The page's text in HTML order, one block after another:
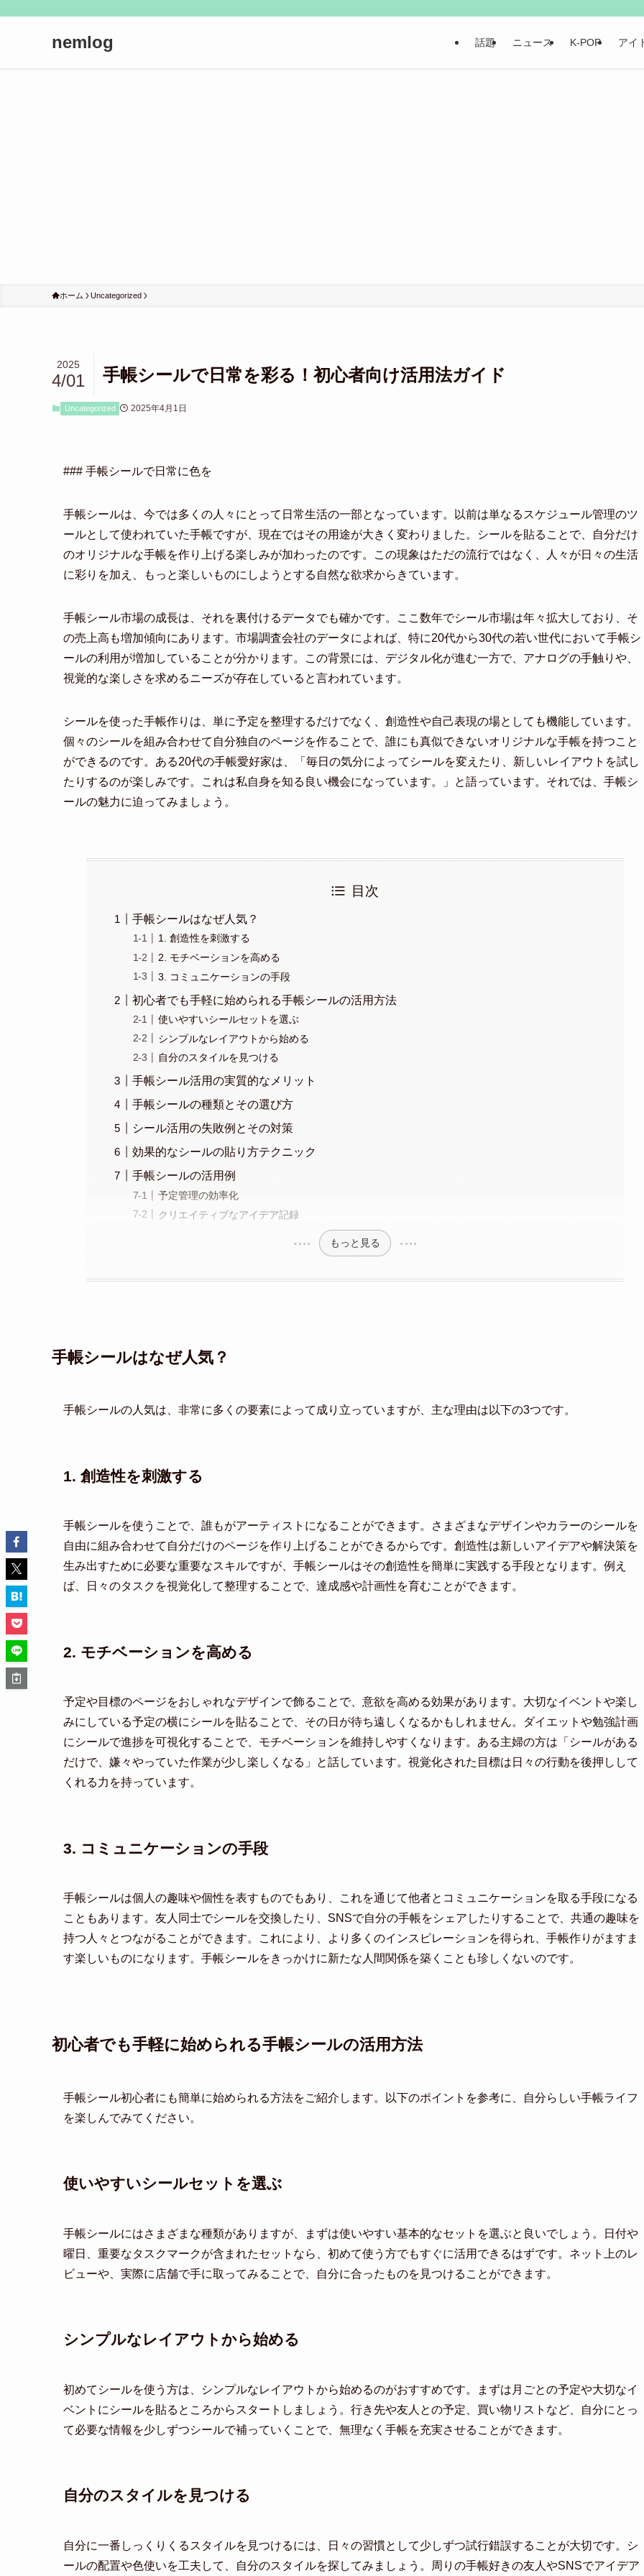
nemlog 話題 ニュース K-POP アイ
ホーム Uncategorized
手帳シールで日常を彩る！初心者向け活用法ガイド
2025
4/01
Uncategorized 2025年4月1日
### 手帳シールで日常に色を
手帳シールは、今では多くの人々にとって日常生活の一部となっています。以前は単なるスケジュール管理のツ
ールとして使われていた手帳ですが、現在ではその用途が大きく変わりました。シールを貼ることで、自分だけ
のオリジナルな手帳を作り上げる楽しみが加わったのです。この現象はただの流行ではなく、人々が日々の生活
に彩りを加え、もっと楽しいものにしようとする自然な欲求からきています。
手帳シール市場の成長は、それを裏付けるデータでも確かです。ここ数年でシール市場は年々拡大しており、そ
の売上高も増加傾向にあります。市場調査会社のデータによれば、特に20代から30代の若い世代において手帳シ
ールの利用が増加していることが分かります。この背景には、デジタル化が進む一方で、アナログの手触りや、
視覚的な楽しさを求めるニーズが存在していると言われています。
シールを使った手帳作りは、単に予定を整理するだけでなく、創造性や自己表現の場としても機能しています。
個々のシールを組み合わせて自分独自のページを作ることで、誰にも真似できないオリジナルな手帳を持つこと
ができるのです。ある20代の手帳愛好家は、「毎日の気分によってシールを変えたり、新しいレイアウトを試し
たりするのが楽しみです。これは私自身を知る良い機会になっています。」と語っています。それでは、手帳シ
ールの魅力に迫ってみましょう。
目次
手帳シールはなぜ人気？
1. 創造性を刺激する
2. モチベーションを高める
3. コミュニケーションの手段
初心者でも手軽に始められる手帳シールの活用方法
使いやすいシールセットを選ぶ
シンプルなレイアウトから始める
自分のスタイルを見つける
手帳シール活用の実質的なメリット
手帳シールの種類とその選び方
シール活用の失敗例とその対策
効果的なシールの貼り方テクニック
手帳シールの活用例
予定管理の効率化
クリエイティブなアイデア記録
もっと見る
手帳シールはなぜ人気？
手帳シールの人気は、非常に多くの要素によって成り立っていますが、主な理由は以下の3つです。
1. 創造性を刺激する
手帳シールを使うことで、誰もがアーティストになることができます。さまざまなデザインやカラーのシールを
自由に組み合わせて自分だけのページを作り上げることができるからです。創造性は新しいアイデアや解決策を
生み出すために必要な重要なスキルですが、手帳シールはその創造性を簡単に実践する手段となります。例え
ば、日々のタスクを視覚化して整理することで、達成感や計画性を育むことができます。
2. モチベーションを高める
予定や目標のページをおしゃれなデザインで飾ることで、意欲を高める効果があります。大切なイベントや楽し
みにしている予定の横にシールを貼ることで、その日が待ち遠しくなるかもしれません。ダイエットや勉強計画
にシールで進捗を可視化することで、モチベーションを維持しやすくなります。ある主婦の方は「シールがある
だけで、嫌々やっていた作業が少し楽しくなる」と話しています。視覚化された目標は日々の行動を後押しして
くれる力を持っています。
3. コミュニケーションの手段
手帳シールは個人の趣味や個性を表すものでもあり、これを通じて他者とコミュニケーションを取る手段になる
こともあります。友人同士でシールを交換したり、SNSで自分の手帳をシェアしたりすることで、共通の趣味を
持つ人々とつながることができます。これにより、より多くのインスピレーションを得られ、手帳作りがますま
す楽しいものになります。手帳シールをきっかけに新たな人間関係を築くことも珍しくないのです。
初心者でも手軽に始められる手帳シールの活用方法
手帳シール初心者にも簡単に始められる方法をご紹介します。以下のポイントを参考に、自分らしい手帳ライフ
を楽しんでみてください。
使いやすいシールセットを選ぶ
手帳シールにはさまざまな種類がありますが、まずは使いやすい基本的なセットを選ぶと良いでしょう。日付や
曜日、重要なタスクマークが含まれたセットなら、初めて使う方でもすぐに活用できるはずです。ネット上のレ
ビューや、実際に店舗で手に取ってみることで、自分に合ったものを見つけることができます。
シンプルなレイアウトから始める
初めてシールを使う方は、シンプルなレイアウトから始めるのがおすすめです。まずは月ごとの予定や大切なイ
ベントにシールを貼るところからスタートしましょう。行き先や友人との予定、買い物リストなど、自分にとっ
て必要な情報を少しずつシールで補っていくことで、無理なく手帳を充実させることができます。
自分のスタイルを見つける
自分に一番しっくりくるスタイルを見つけるには、日々の習慣として少しずつ試行錯誤することが大切です。シ
ールの配置や色使いを工夫して、自分のスタイルを探してみましょう。周りの手帳好きの友人やSNSでアイデア